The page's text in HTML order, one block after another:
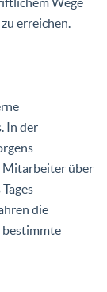
erreichen.
In der
Mitarbeiter über
die
bestimmte